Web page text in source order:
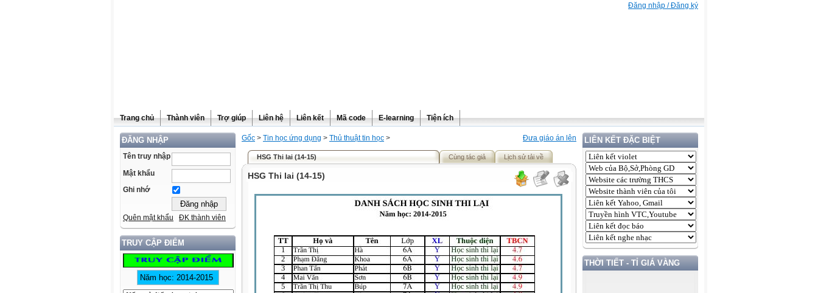
Đăng nhập / Đăng ký
Trang chủ Thành viên Trợ giúp Liên hệ Liên kết Mã code E-learning Tiện ích
ĐĂNG NHẬP
Tên truy nhập
Mật khẩu
Ghi nhớ
Quên mật khẩu ĐK thành viên
TRUY CẬP ĐIỂM
LIÊN KẾT ĐẶC BIỆT
THỜI TIẾT - TỈ GIÁ VÀNG
Đưa giáo án lên
Gốc > Tin học ứng dụng > Thủ thuật tin học >
HSG Thi lai (14-15) Cùng tác giả Lịch sử tải về
HSG Thi lai (14-15)